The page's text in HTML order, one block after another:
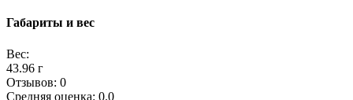
Габариты и вес
Вес:
43.96 г
Отзывов: 0
Средняя оценка: 0.0